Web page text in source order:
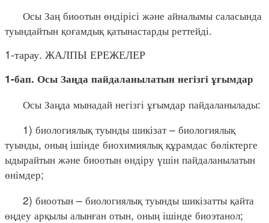
Осы Заң биоотын өндірісі және айналымы саласында
туындайтын қоғамдық қатынастарды реттейді.
1-тарау. ЖАЛПЫ ЕРЕЖЕЛЕР
1-бап. Осы Заңда пайдаланылатын негізгі ұғымдар
Осы Заңда мынадай негізгі ұғымдар пайдаланылады:
1) биологиялық туынды шикізат – биологиялық
туынды, оның ішінде биохимиялық құрамдас бөліктерге
ыдырайтын және биоотын өндіру үшін пайдаланылатын
өнімдер;
2) биоотын – биологиялық туынды шикізатты қайта
өңдеу арқылы алынған отын, оның ішінде биоэтанол;